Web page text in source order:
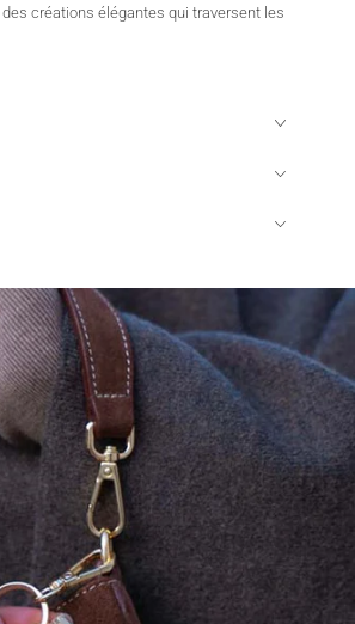
créations élégantes qui traversent les